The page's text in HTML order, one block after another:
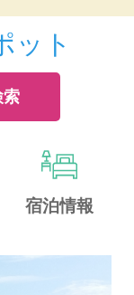
ット
索
宿泊情報